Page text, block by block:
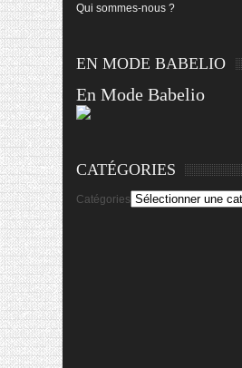
Qui sommes-nous ?
EN MODE BABELIO
En Mode Babelio
CATÉGORIES
Catégories